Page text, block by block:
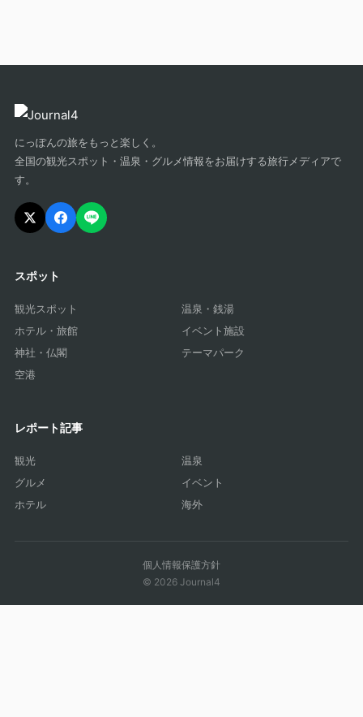
にっぽんの旅をもっと楽しく。
全国の観光スポット・温泉・グルメ情報をお届けする旅行メディアで
す。
スポット
観光スポット
温泉・銭湯
ホテル・旅館
イベント施設
神社・仏閣
テーマパーク
空港
レポート記事
観光
温泉
グルメ
イベント
ホテル
海外
個人情報保護方針
© 2026 Journal4